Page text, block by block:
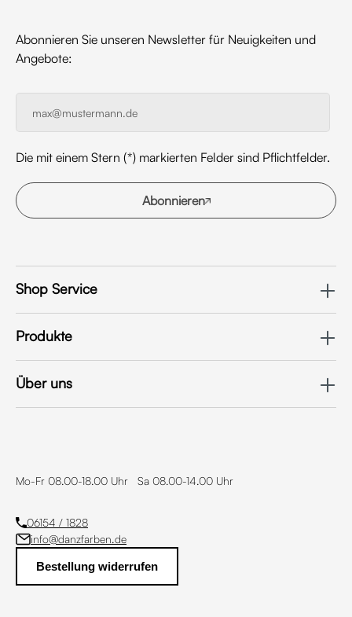
Mo-Fr 08.00-18.00 Uhr Sa 08.00-14.00 Uhr
06154 / 1828
info@danzfarben.de
Bestellung widerrufen
Shop Service
Produkte
Über uns
Abonnieren Sie unseren Newsletter für Neuigkeiten und
Angebote:
Die mit einem Stern (*) markierten Felder sind Pflichtfelder.
Abonnieren